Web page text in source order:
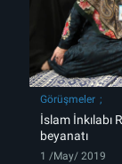
Görüşmeler
İslam İnkılabı
beyanatı
1 /May/ 2019